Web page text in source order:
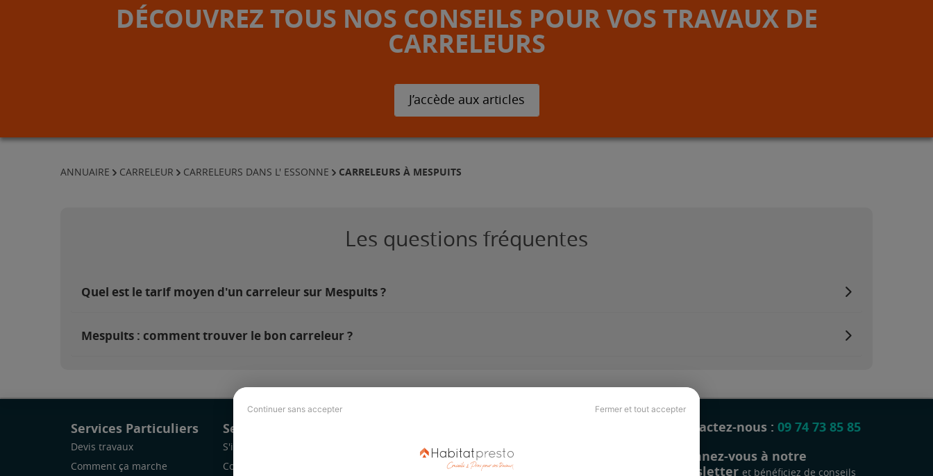
Continuer sans accepter Fermer et tout accepter
DÉCOUVREZ TOUS NOS CONSEILS POUR VOS TRAVAUX DE
CARRELEURS
J’accède aux articles
ANNUAIRE CARRELEUR CARRELEURS DANS L' ESSONNE CARRELEURS À MESPUITS
Les questions fréquentes
Quel est le tarif moyen d'un carreleur sur Mespuits ?
Mespuits : comment trouver le bon carreleur ?
Services Particuliers
Devis travaux
Comment ça marche
Services Pro
S'inscrire
Comment ça marche
Revue de presse
Contactez-nous : 09 74 73 85 85
Abonnez-vous à notre
newsletter et bénéficiez de conseils